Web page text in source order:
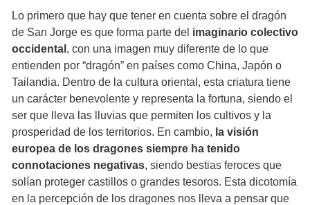
Lo primero que hay que tener en cuenta sobre el dragón
de San Jorge es que forma parte del imaginario colectivo
occidental , con una imagen muy diferente de lo que
entienden por “dragón” en países como China, Japón o
Tailandia. Dentro de la cultura oriental, esta criatura tiene
un carácter benevolente y representa la fortuna, siendo el
ser que lleva las lluvias que permiten los cultivos y la
prosperidad de los territorios. En cambio, la visión
europea de los dragones siempre ha tenido
connotaciones negativas, siendo bestias feroces que
solían proteger castillos o grandes tesoros. Esta dicotomía
en la percepción de los dragones nos lleva a pensar que